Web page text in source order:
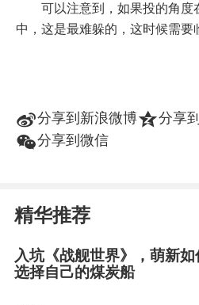
可以注意到，如果投的角度
中，这是最难躲的，这时候需要
t分享到新浪微博z分享
w分享到微信
精华推荐
入坑《战舰世界》，萌新如
选择自己的煤炭船